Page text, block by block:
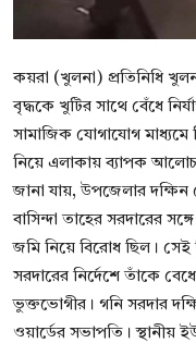
কয়রা (খুলনা) প্রতিনিধি
বৃদ্ধকে খুটির সাথে বেঁধে
সামাজিক যোগাযোগ মাধ্যমে
নিয়ে এলাকায় ব্যাপক
জানা যায়, উপজেলার দক্ষিন
বাসিন্দা তাহের সরদারের
জমি নিয়ে বিরোধ ছিল।
সরদারের নির্দেশে তাঁকে
ভুক্তভোগীর। গনি সরদার
ওয়ার্ডের সভাপতি। স্থানীয়